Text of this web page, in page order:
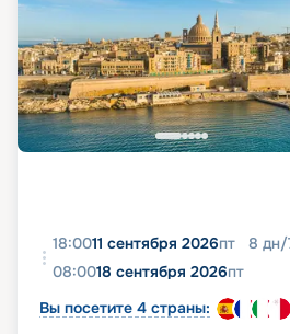
18:0011 сентября 2026пт 8 дн/
08:0018 сентября 2026пт
Вы посетите 4 страны: